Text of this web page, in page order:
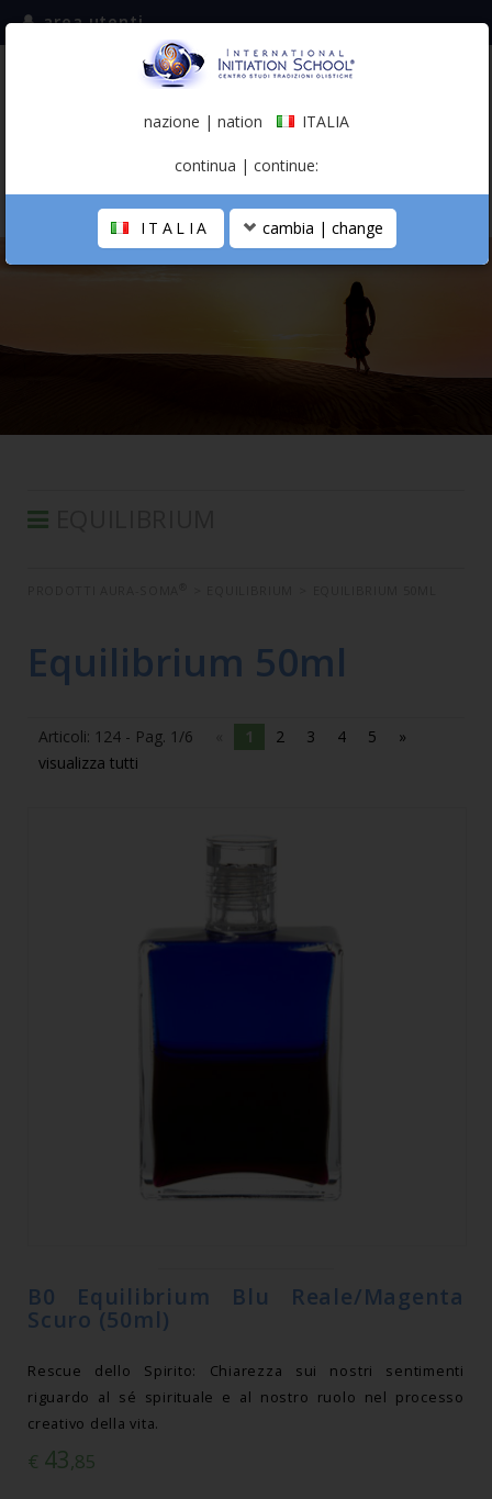
iscriviti alla mailing list
(italiano)
area utenti
LA SCUOLA
SEMINARI IN DIFFERITA
CONDIZIONI DI VENDITA
Equilibrium 50ml
Articoli: 124 - Pag. 1/6 1 2 3 4 5
»
visualizza tutti
B0 Equilibrium Blu Reale/Magenta
Scuro (50ml)
Rescue dello Spirito: Chiarezza sui nostri sentimenti
riguardo al sé spirituale e al nostro ruolo nel processo
creativo della vita.
€ 43,85
nazione | nation ITALIA
continua | continue:
ITALIA cambia | change